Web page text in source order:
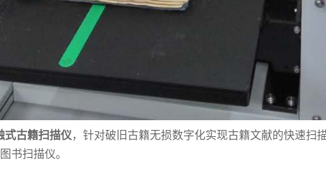
式古籍扫描仪 ，针对破旧古籍无损数字化实现古籍文献的快速扫
书扫描仪。